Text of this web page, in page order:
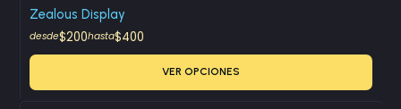
Zealous Display
desde$200hasta$400
VER OPCIONES